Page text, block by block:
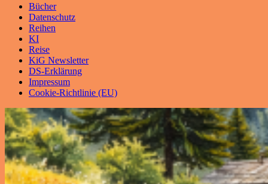
Bücher
Datenschutz
Reihen
KI
Reise
KiG Newsletter
DS-Erklärung
Impressum
Cookie-Richtlinie (EU)